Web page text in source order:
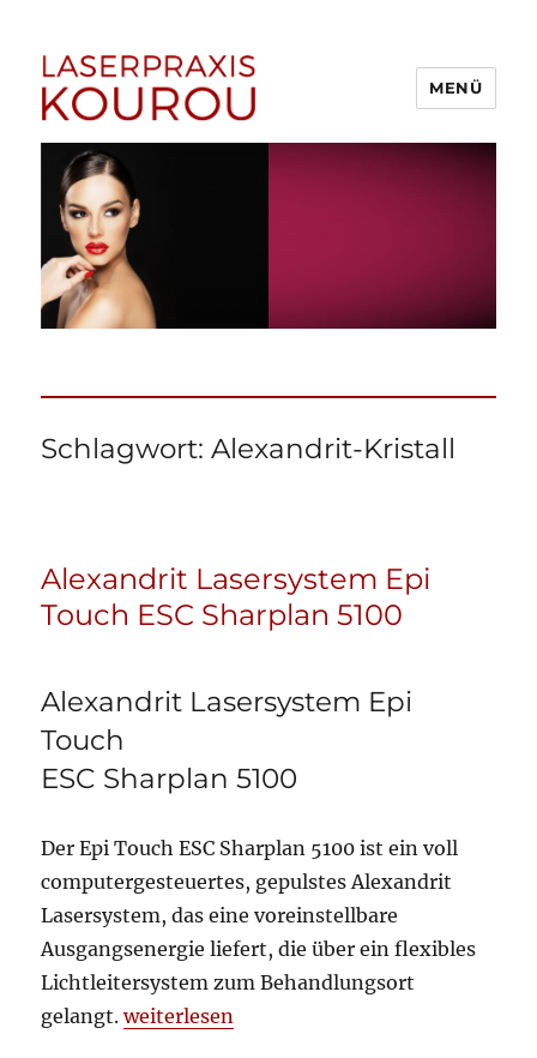
1A Laserpraxis Kourou –
Dauerhafte Haarentfernung
Menden (Sauerland)
MENÜ
Schlagwort:Alexandrit-Kristall
Alexandrit Lasersystem Epi
Touch ESC Sharplan 5100
Alexandrit Lasersystem Epi
Touch
ESC Sharplan 5100
Der Epi Touch ESC Sharplan 5100 ist ein voll
computergesteuertes, gepulstes Alexandrit
Lasersystem, das eine voreinstellbare
Ausgangsenergie liefert, die über ein flexibles
Lichtleitersystem zum Behandlungsort
gelangt.„Alexandrit Lasersystem Epi Touch ESC
weiterlesen